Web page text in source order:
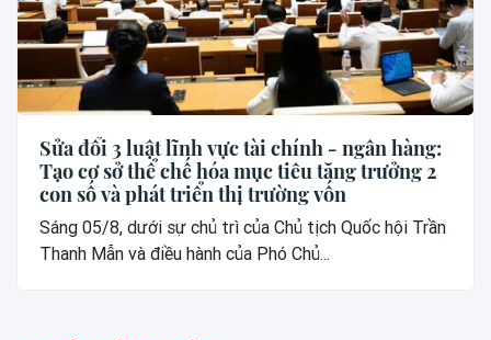
Sửa đổi 3 luật lĩnh vực tài chính - ngân hàng:
Tạo cơ sở thể chế hóa mục tiêu tăng trưởng 2
con số và phát triển thị trường vốn
Sáng 05/8, dưới sự chủ trì của Chủ tịch Quốc hội Trần
Thanh Mẫn và điều hành của Phó Chủ...